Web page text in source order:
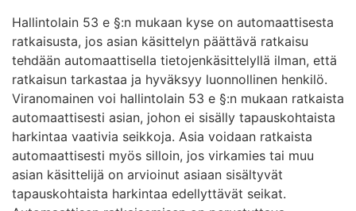
Hallintolain 53 e §:n mukaan kyse on automaattisesta
ratkaisusta, jos asian käsittelyn päättävä ratkaisu
tehdään automaattisella tietojenkäsittelyllä ilman, että
ratkaisun tarkastaa ja hyväksyy luonnollinen henkilö.
Viranomainen voi hallintolain 53 e §:n mukaan ratkaista
automaattisesti asian, johon ei sisälly tapauskohtaista
harkintaa vaativia seikkoja. Asia voidaan ratkaista
automaattisesti myös silloin, jos virkamies tai muu
asian käsittelijä on arvioinut asiaan sisältyvät
tapauskohtaista harkintaa edellyttävät seikat.